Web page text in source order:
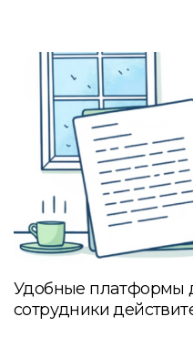
Удобные платформы
сотрудники